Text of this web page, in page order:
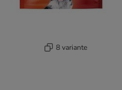
8 variante